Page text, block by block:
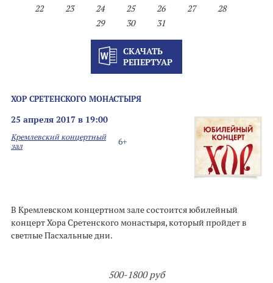
22
23 24 25 26 27
28
29
30 31
СКАЧАТЬ
РЕПЕРТУАР
ХОР СРЕТЕНСКОГО МОНАСТЫРЯ
25 апреля 2017 в 19:00
6+
Кремлевский концертный
зал
В Кремлевском концертном зале состоится юбилейный
концерт Хора Сретенского монастыря, который пройдет в
светлые Пасхальные дни.
500-1800 руб